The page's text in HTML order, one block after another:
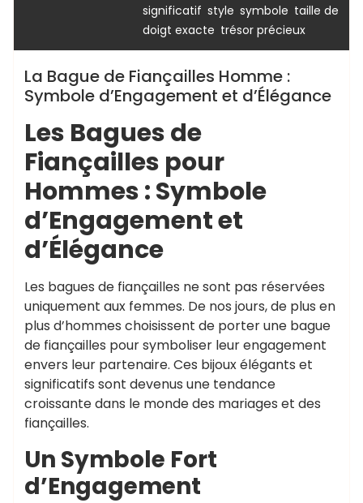
significatif style symbole taille de
doigt exacte trésor précieux
La Bague de Fiançailles Homme :
Symbole d’Engagement et d’Élégance
Les Bagues de
Fiançailles pour
Hommes : Symbole
d’Engagement et
d’Élégance
Les bagues de fiançailles ne sont pas réservées
uniquement aux femmes. De nos jours, de plus en
plus d’hommes choisissent de porter une bague
de fiançailles pour symboliser leur engagement
envers leur partenaire. Ces bijoux élégants et
significatifs sont devenus une tendance
croissante dans le monde des mariages et des
fiançailles.
Un Symbole Fort
d’Engagement